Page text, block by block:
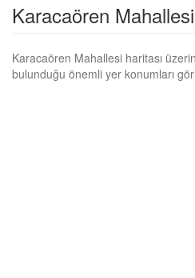
Karacaören
Karacaören Mahallesi haritası
bulunduğu önemli yer konumları